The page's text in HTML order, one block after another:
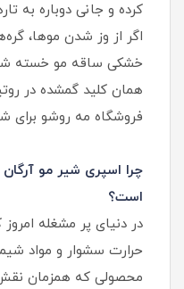
کرده و جانی دوباره به
اگر از وز شدن موها،
خشکی ساقه مو خسته
همان کلید گمشده در
فروشگاه مه روشو برای
چرا اسپری شیر مو
است؟
در دنیای پر مشغله
حرارت سشوار و مواد
محصولی که همزمان